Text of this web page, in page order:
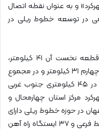
و به عنوان نقطه اتصال
در توسعه خطوط ریلی در
این پروژه شامل چهار قطعه است که قطعه نخست آن ۴۱ کیلومتر،
قطعه دوم۲۰ کیلومتر و قطعه سوم و چهارم ۳۱ کیلومتر و در مجموع
۹۲ کیلومتر طول دارد. شهرستان مبارکه در ۴۵ کیلومتری جنوب غربی
مرکز استان چهارمحال و
اصفهان در حوزه خطوط ریلی دارای
۶۲۰ کیلومتر خط اصلی، ۳۳۷ کیلومتر خط فرعی و ۳۷ ایستگاه راه آهن